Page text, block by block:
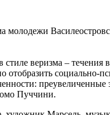
молодежи
веризма –
социально-
Пуччини.